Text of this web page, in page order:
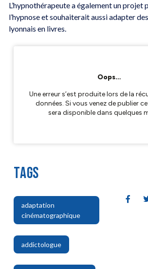
L’hypnothérapeute a également un projet
l’hypnose et souhaiterait aussi adapter
lyonnais en livres.
TAGS
adaptation
cinématographique
,
addictologue
,